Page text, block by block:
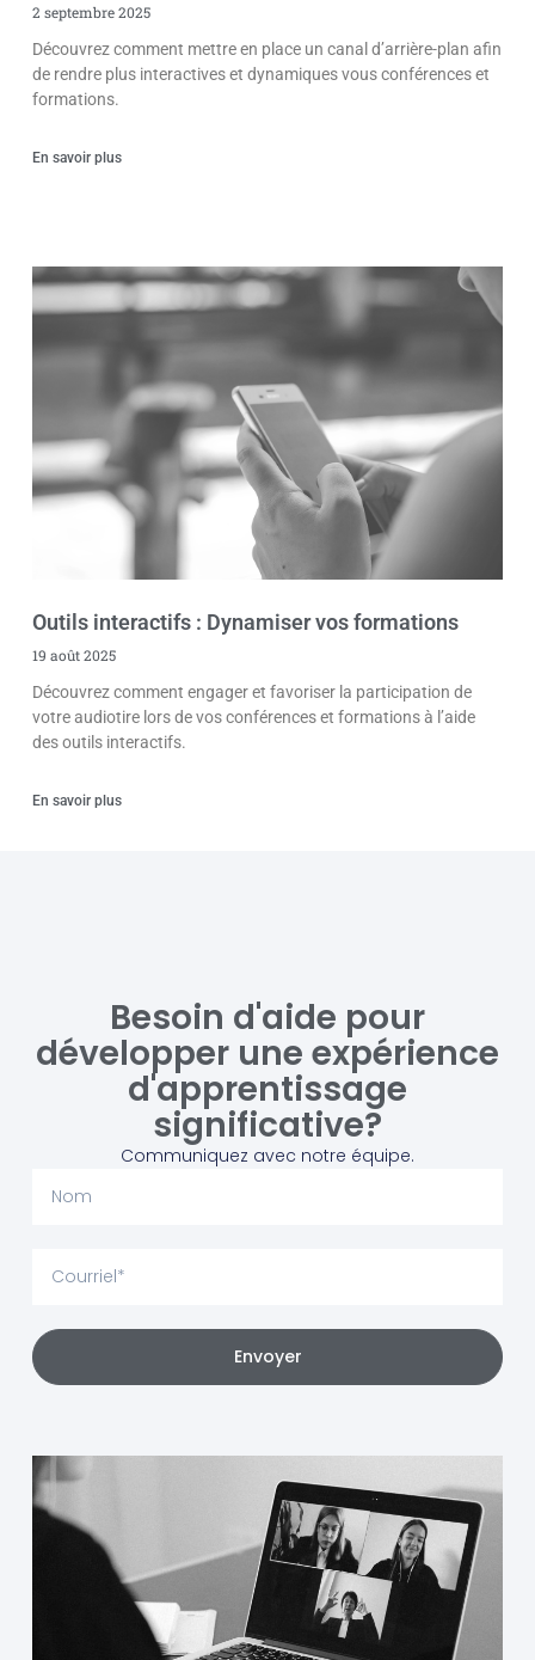
2 septembre 2025
Découvrez comment mettre en place un canal d’arrière-plan afin
de rendre plus interactives et dynamiques vous conférences et
formations.
En savoir plus
Outils interactifs : Dynamiser vos formations
19 août 2025
Découvrez comment engager et favoriser la participation de
votre audiotire lors de vos conférences et formations à l’aide
des outils interactifs.
En savoir plus
Besoin d'aide pour
développer une expérience
d'apprentissage
significative?
Communiquez avec notre équipe.
Envoyer